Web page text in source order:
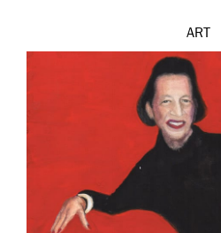
ART